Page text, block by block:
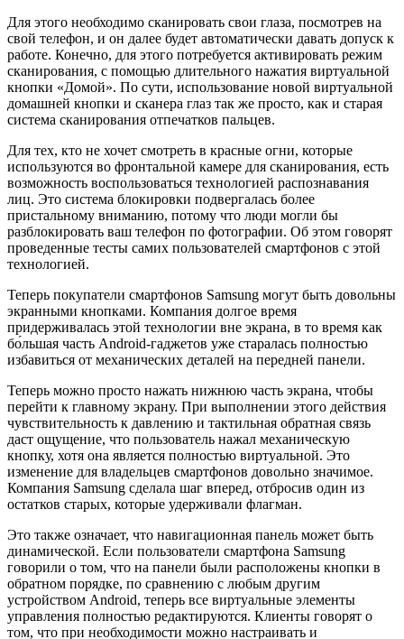
Для этого необходимо сканировать свои глаза, посмотрев на
свой телефон, и он далее будет автоматически давать допуск к
работе. Конечно, для этого потребуется активировать режим
сканирования, с помощью длительного нажатия виртуальной
кнопки «Домой». По сути, использование новой виртуальной
домашней кнопки и сканера глаз так же просто, как и старая
система сканирования отпечатков пальцев.
Для тех, кто не хочет смотреть в красные огни, которые
используются во фронтальной камере для сканирования, есть
возможность воспользоваться технологией распознавания
лиц. Это система блокировки подвергалась более
пристальному вниманию, потому что люди могли бы
разблокировать ваш телефон по фотографии. Об этом говорят
проведенные тесты самих пользователей смартфонов с этой
технологией.
Теперь покупатели смартфонов Samsung могут быть довольны
экранными кнопками. Компания долгое время
придерживалась этой технологии вне экрана, в то время как
бо́льшая часть Android-гаджетов уже старалась полностью
избавиться от механических деталей на передней панели.
Теперь можно просто нажать нижнюю часть экрана, чтобы
перейти к главному экрану. При выполнении этого действия
чувствительность к давлению и тактильная обратная связь
даст ощущение, что пользователь нажал механическую
кнопку, хотя она является полностью виртуальной. Это
изменение для владельцев смартфонов довольно значимое.
Компания Samsung сделала шаг вперед, отбросив один из
остатков старых, которые удерживали флагман.
Это также означает, что навигационная панель может быть
динамической. Если пользователи смартфона Samsung
говорили о том, что на панели были расположены кнопки в
обратном порядке, по сравнению с любым другим
устройством Android, теперь все виртуальные элементы
управления полностью редактируются. Клиенты говорят о
том, что при необходимости можно настраивать и